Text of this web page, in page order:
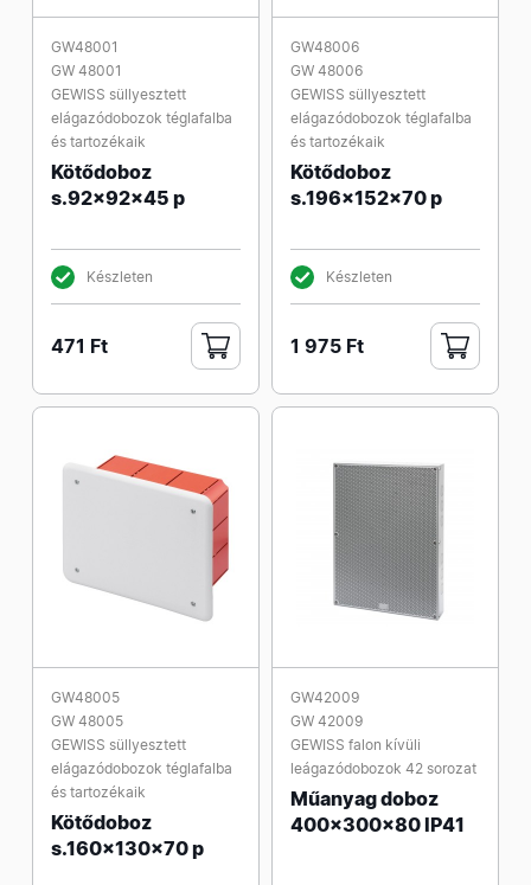
GW48001
GW 48001
GEWISS süllyesztett
elágazódobozok téglafalba
és tartozékaik
Kötődoboz
s.92x92x45 p
Készleten
471 Ft
GW48006
GW 48006
GEWISS süllyesztett
elágazódobozok téglafalba
és tartozékaik
Kötődoboz
s.196x152x70 p
Készleten
1 975 Ft
GW48005
GW 48005
GEWISS süllyesztett
elágazódobozok téglafalba
és tartozékaik
Kötődoboz
s.160x130x70 p
GW42009
GW 42009
GEWISS falon kívüli
leágazódobozok 42 sorozat
Műanyag doboz
400x300x80 IP41